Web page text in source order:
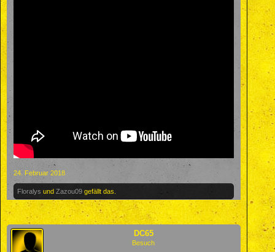
24. Februar 2018
Floralys und Zazou09 gefällt das.
DC65
Besuch